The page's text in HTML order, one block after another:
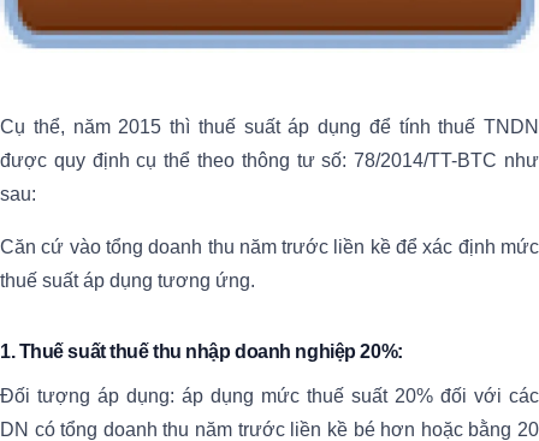
Cụ thể, năm 2015 thì thuế suất áp dụng để tính thuế TNDN
được quy định cụ thể theo thông tư số: 78/2014/TT-BTC như
sau:
Căn cứ vào tổng doanh thu năm trước liền kề để xác định mức
thuế suất áp dụng tương ứng.
1. Thuế suất thuế thu nhập doanh nghiệp 20%:
Đối tượng áp dụng: áp dụng mức thuế suất 20% đối với các
DN có tổng doanh thu năm trước liền kề bé hơn hoặc bằng 20